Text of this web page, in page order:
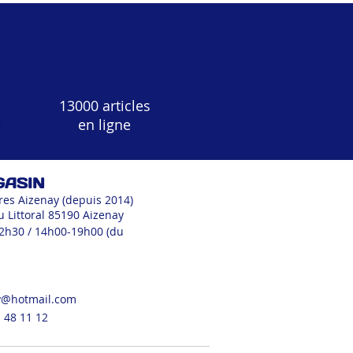
13000 articles
en ligne
Aizenay (depuis 2014)
Littoral 85190 Aizenay
/ 14h00-19h00 (du
48 11 12